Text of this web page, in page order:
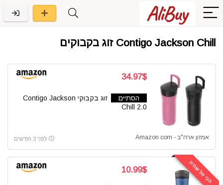
Contigo Jackson Chill זוג בקבוקים
34.97$
הסתיים
זוג בקבוקי Contigo Jackson
Chill 2.0
אמזון ארה"ב - Amazon com לפני 3 חודשים
הכי זול שהיה 10.99$